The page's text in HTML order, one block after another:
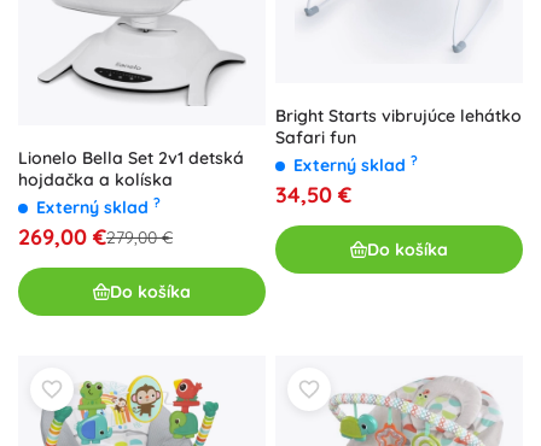
Lionelo Bella Set 2v1 detská
hojdačka a kolíska
Externý sklad ?
269,00 €279,00 €
Do košíka
Bright Starts vibrujúce lehátko
Safari fun
Externý sklad ?
34,50 €
Do košíka